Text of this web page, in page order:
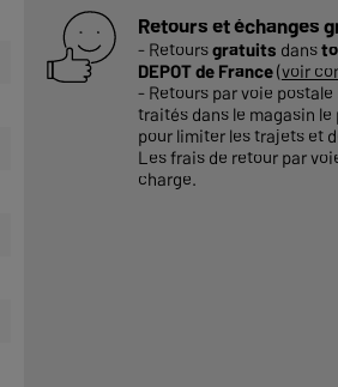
Retours et échanges
- Retoursgratuits dans
DEPOT de France(voir
- Retours par voie
traités dans le magasin
pour limiter les trajets et
Les frais de retour par
charge.